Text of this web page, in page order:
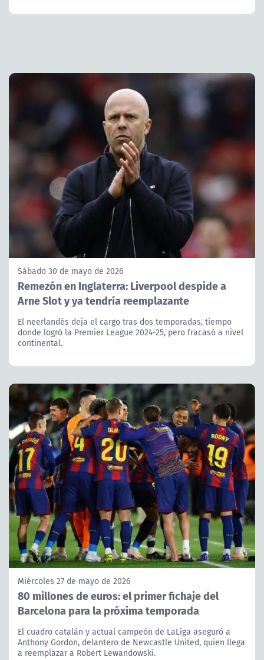
Sábado 30 de mayo de 2026
Remezón en Inglaterra: Liverpool despide a
Arne Slot y ya tendría reemplazante
El neerlandés deja el cargo tras dos temporadas, tiempo
donde logró la Premier League 2024-25, pero fracasó a nivel
continental.
Miércoles 27 de mayo de 2026
80 millones de euros: el primer fichaje del
Barcelona para la próxima temporada
El cuadro catalán y actual campeón de LaLiga aseguró a
Anthony Gordon, delantero de Newcastle United, quien llega
a reemplazar a Robert Lewandowski.